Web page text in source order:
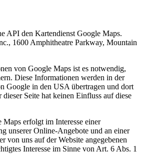
API den Kartendienst Google Maps.
1600 Amphitheatre Parkway, Mountain
von Google Maps ist es notwendig,
Diese Informationen werden in der
Google in den USA übertragen und dort
Seite hat keinen Einfluss auf diese
erfolgt im Interesse einer
unserer Online-Angebote und an einer
von uns auf der Website angegebenen
Interesse im Sinne von Art. 6 Abs. 1